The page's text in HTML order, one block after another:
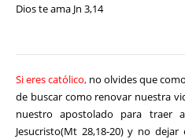
Dios te ama Jn 3,14
Si eres católico, no olvides que
de buscar como renovar nuestra
nuestro apostolado para traer
Jesucristo(Mt 28,18-20) y no